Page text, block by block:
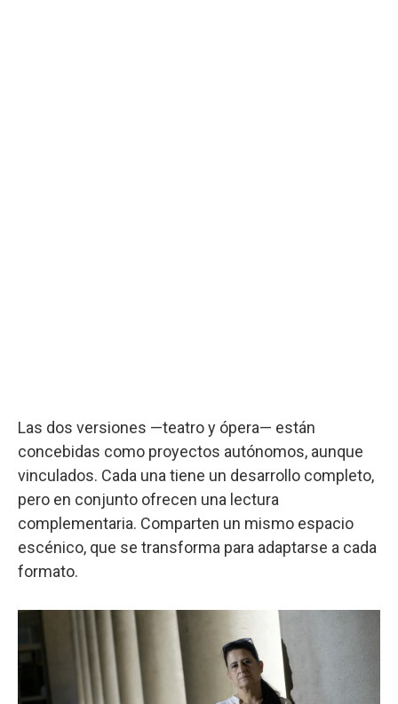
Las dos versiones —teatro y ópera— están
concebidas como proyectos autónomos, aunque
vinculados. Cada una tiene un desarrollo completo,
pero en conjunto ofrecen una lectura
complementaria. Comparten un mismo espacio
escénico, que se transforma para adaptarse a cada
formato.